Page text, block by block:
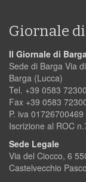
Giornale
Il Giornale di
Sede di Barga Via
Barga (Lucca)
Tel. +39 0583
Fax +39 0583
P. iva
Iscrizione al ROC
Sede Legale
Via del Ciocco, 6
Castelvecchio